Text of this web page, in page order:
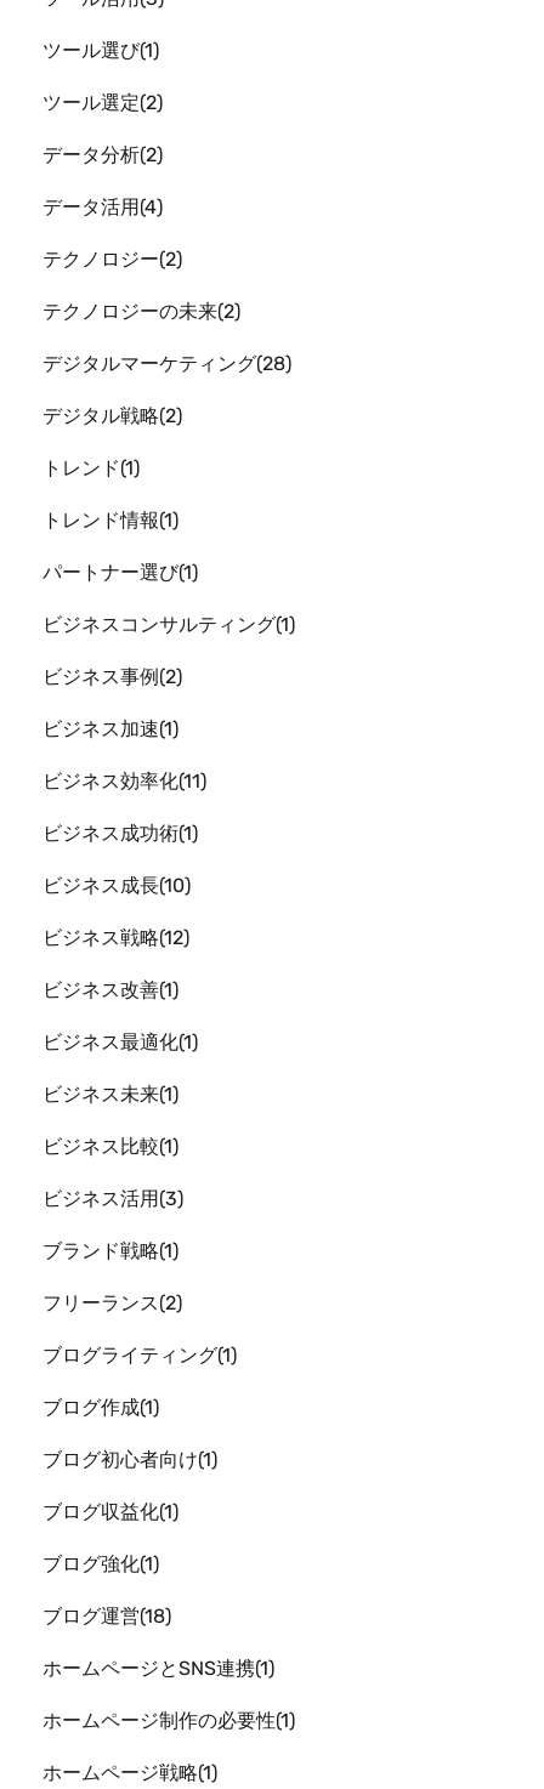
ツール選び 1
ツール選定 2
データ分析 2
データ活用 4
テクノロジー 2
テクノロジーの未来 2
デジタルマーケティング 28
デジタル戦略 2
トレンド 1
トレンド情報 1
パートナー選び 1
ビジネスコンサルティング 1
ビジネス事例 2
ビジネス加速 1
ビジネス効率化 11
ビジネス成功術 1
ビジネス成長 10
ビジネス戦略 12
ビジネス改善 1
ビジネス最適化 1
ビジネス未来 1
ビジネス比較 1
ビジネス活用 3
ブランド戦略 1
フリーランス 2
ブログライティング 1
ブログ作成 1
ブログ初心者向け 1
ブログ収益化 1
ブログ強化 1
ブログ運営 18
ホームページとSNS連携 1
ホームページ制作の必要性 1
ホームページ戦略 1